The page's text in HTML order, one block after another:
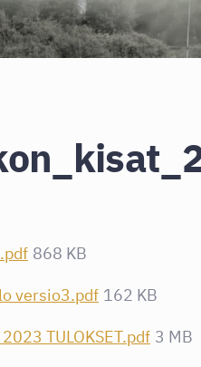
868 KB
versio3.pdf 162 KB
TULOKSET.pdf 3 MB